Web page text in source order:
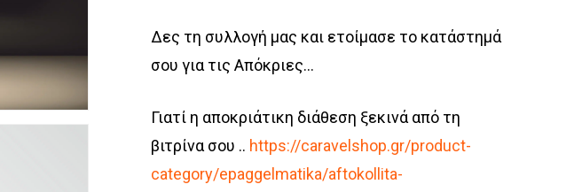
Δες τη συλλογή μας και ετοίμασε το κατάστημά
σου για τις Απόκριες…
Γιατί η αποκριάτικη διάθεση ξεκινά από τη
βιτρίνα σου .. https://caravelshop.gr/product-
category/epaggelmatika/aftokollita-